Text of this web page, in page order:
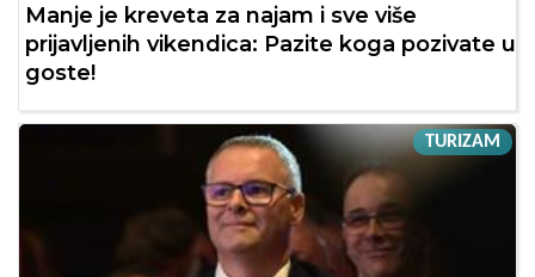
Manje je kreveta za najam i sve više
prijavljenih vikendica: Pazite koga pozivate u
goste!
TURIZAM